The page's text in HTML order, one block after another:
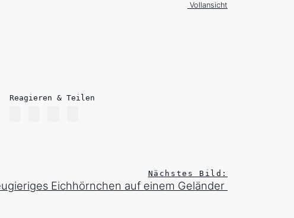
Vollansicht
Reagieren & Teilen
Nächstes Bild:
Eichhörnchen auf einem Geländer